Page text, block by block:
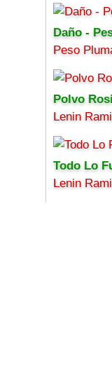
Daño -
Peso
Polvo
Lenin
Todo Lo
Lenin